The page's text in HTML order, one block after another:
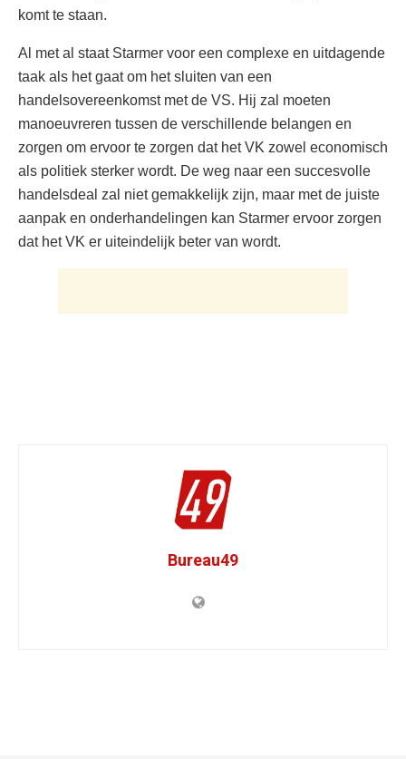
komt te staan.
Al met al staat Starmer voor een complexe en uitdagende
taak als het gaat om het sluiten van een
handelsovereenkomst met de VS. Hij zal moeten
manoeuvreren tussen de verschillende belangen en
zorgen om ervoor te zorgen dat het VK zowel economisch
als politiek sterker wordt. De weg naar een succesvolle
handelsdeal zal niet gemakkelijk zijn, maar met de juiste
aanpak en onderhandelingen kan Starmer ervoor zorgen
dat het VK er uiteindelijk beter van wordt.
Bureau49